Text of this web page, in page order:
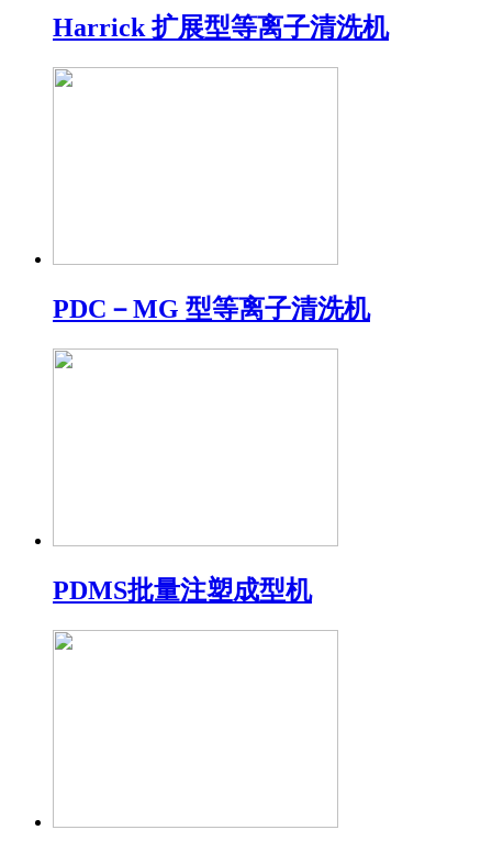
Harrick 扩展型等离子清洗机
PDC－MG 型等离子清洗机
PDMS批量注塑成型机